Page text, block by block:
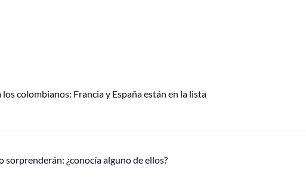
colombianos: Francia y España están en la lista
sorprenderán: ¿conocía alguno de ellos?